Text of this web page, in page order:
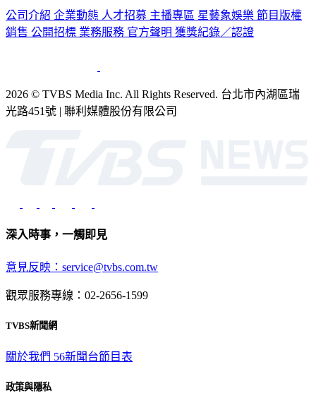
公司介紹 企業動態 人才招募 主播專區 星藝象娛樂 節目版權
銷售 公開招標 業務服務 官方聲明 獲獎紀錄／認證
2026 © TVBS Media Inc. All Rights Reserved. 台北市內湖區瑞
光路451號 | 聯利媒體股份有限公司
深入時事，一觸即見
意見反映：service@tvbs.com.tw
觀眾服務專線：02-2656-1599
TVBS新聞網
關於我們 56新聞台節目表
政策與隱私